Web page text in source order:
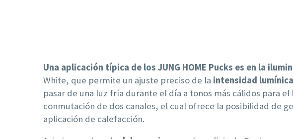
Una aplicación típica de los JUNG HOME Pucks es en la
White, que permite un ajuste preciso de la intensidad lumínica
pasar de una luz fría durante el día a tonos más cálidos para
conmutación de dos canales, el cual ofrece la posibilidad de
aplicación de calefacción.